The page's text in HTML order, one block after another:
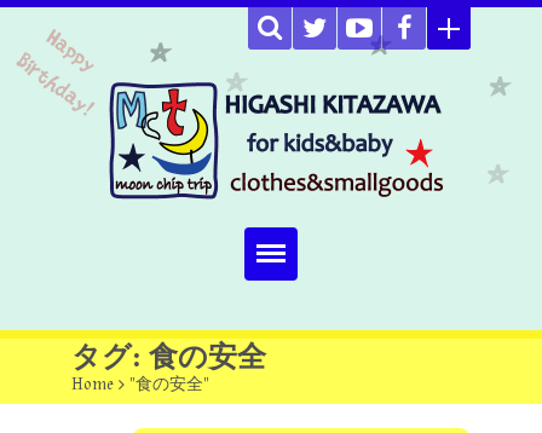
Home
about
タグ: 食の安全
Home > "食の安全"